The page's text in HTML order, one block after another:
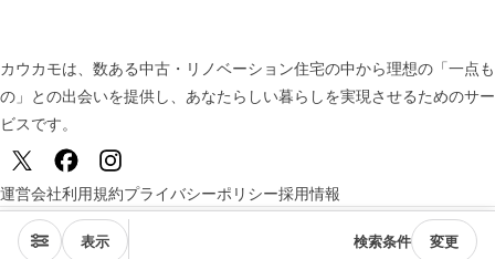
表示 検索条件 変更
カウカモは、数ある中古・リノベーション住宅の中から理想の「一点も
の」との出会いを提供し、 あなたらしい暮らしを実現させるためのサー
ビスです。
運営会社利用規約プライバシーポリシー採用情報
© TSUKURUBA Inc. All rights reserved.